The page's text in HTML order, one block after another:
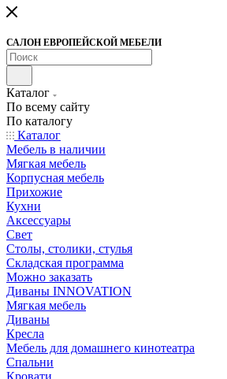
САЛОН ЕВРОПЕЙСКОЙ МЕБЕЛИ
Каталог
По всему сайту
По каталогу
Каталог
Мебель в наличии
Мягкая мебель
Корпусная мебель
Прихожие
Кухни
Аксессуары
Свет
Столы, столики, стулья
Складская программа
Можно заказать
Диваны INNOVATION
Мягкая мебель
Диваны
Кресла
Мебель для домашнего кинотеатра
Спальни
Кровати